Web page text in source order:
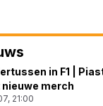
in F1 |
nieuwe merch
21:00